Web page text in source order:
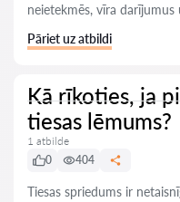
neietekmēs, vīra darījumus
Pāriet uz atbildi
Kā rīkoties, ja
tiesas lēmums?
1 atbilde
0
404
Tiesas spriedums ir